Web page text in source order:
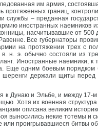
им армия,
протяженных границ,
службы – преданная
иностранных наемников
насчитывавшие от 500
Все губернаторы
на протяжении трех с
н. э. обычно состояли из
Иностранные наемники, к
Еще одним боевым порядком
шеренги держали щиты перед
к Дунаю и Эльбе, и между 17-м
Хотя их военная
описана великим
выносились некие тотемы и
проигрывавшиеся битвы